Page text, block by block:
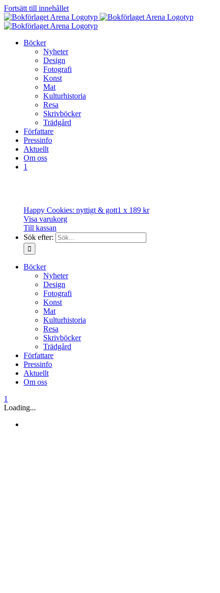
Fortsätt till innehållet
Böcker
Nyheter
Design
Fotografi
Konst
Mat
Kulturhistoria
Resa
Skrivböcker
Trädgård
Författare
Pressinfo
Aktuellt
Om oss
1
Happy Cookies: nyttigt & gott1 x 189 kr
Visa varukorg
Till kassan
Sök efter:
Böcker
Nyheter
Design
Fotografi
Konst
Mat
Kulturhistoria
Resa
Skrivböcker
Trädgård
Författare
Pressinfo
Aktuellt
Om oss
1
Loading...